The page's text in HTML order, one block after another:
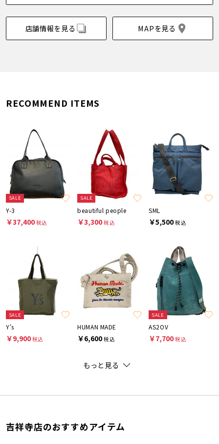
店舗情報を見る MAPを見る
RECOMMEND ITEMS
SALE
Y-3
￥37,400税込
SALE
beautiful people
￥3,300税込
SML
￥5,500税込
SALE
Y's
￥9,900税込
HUMAN MADE
￥6,600税込
SALE
AS2OV
￥7,700税込
もっと見る
吉祥寺店のおすすめアイテム